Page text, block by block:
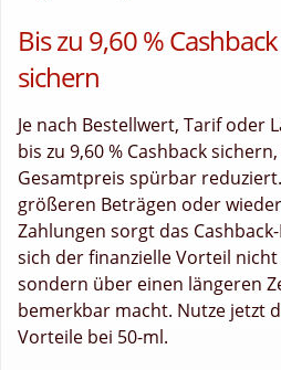
Bis zu 9,60 %
sichern
Je nach Bestellwert, Tarif oder
bis zu 9,60 % Cashback
Gesamtpreis spürbar
größeren Beträgen oder
Zahlungen sorgt das
sich der finanzielle Vorteil
sondern über einen längeren
bemerkbar macht. Nutze jetzt
Vorteile bei 50-ml.